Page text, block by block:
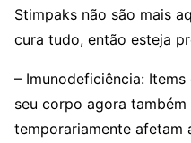
Stimpaks não são mais
cura tudo, então esteja
– Imunodeficiência:
seu corpo agora
temporariamente afetam